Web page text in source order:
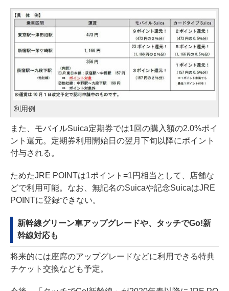
利用例
また、モバイルSuica定期券では1回の購入額の2.0%ポイ
ント還元。定期券利用開始日の翌月下旬以降にポイント
付与される。
ためたJRE POINTは1ポイント=1円相当として、店舗な
どで利用可能。なお、無記名のSuicaや記念SuicaはJRE
POINTに登録できない。
新幹線グリーン車アップグレードや、タッチでGo!新
幹線対応も
将来的には座席のアップグレードなどに利用できる特典
チケット交換なども予定。